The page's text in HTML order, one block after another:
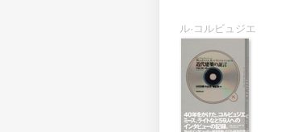
ル·コルビュジエ